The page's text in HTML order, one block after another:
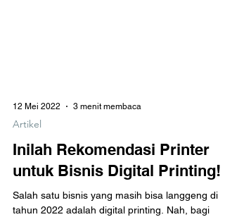
12 Mei 2022 3 menit membaca
Artikel
Inilah Rekomendasi Printer